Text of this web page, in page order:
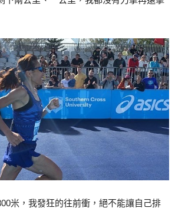
米，我發狂的往前衝，絕不能讓自己排